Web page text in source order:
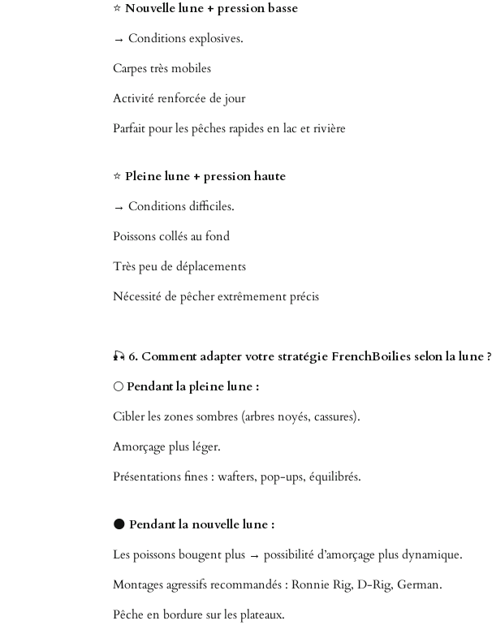
⭐ Nouvelle lune + pression basse
→ Conditions explosives.
Carpes très mobiles
Activité renforcée de jour
Parfait pour les pêches rapides en lac et rivière
⭐ Pleine lune + pression haute
→ Conditions difficiles.
Poissons collés au fond
Très peu de déplacements
Nécessité de pêcher extrêmement précis
🎣 6. Comment adapter votre stratégie FrenchBoilies selon la lune ?
🌕 Pendant la pleine lune :
Cibler les zones sombres (arbres noyés, cassures).
Amorçage plus léger.
Présentations fines : wafters, pop-ups, équilibrés.
🌑 Pendant la nouvelle lune :
Les poissons bougent plus → possibilité d’amorçage plus dynamique.
Montages agressifs recommandés : Ronnie Rig, D-Rig, German.
Pêche en bordure sur les plateaux.